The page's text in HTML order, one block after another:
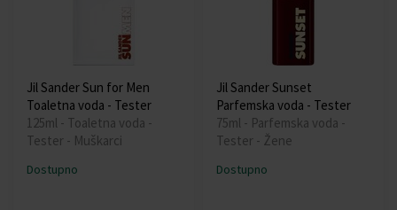
Jil Sander Sun for Men
Toaletna voda - Tester
125ml - Toaletna voda -
Tester - Muškarci
Dostupno
Jil Sander Sunset
Parfemska voda - Tester
75ml - Parfemska voda -
Tester - Žene
Dostupno